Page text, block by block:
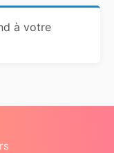
à votre